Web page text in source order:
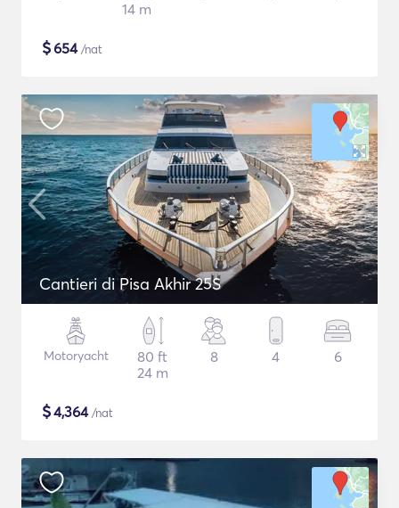
14 m
$654/nat
Cantieri di Pisa Akhir 25S
Motoryacht
80 ft
24 m
8 4 6
$4,364/nat